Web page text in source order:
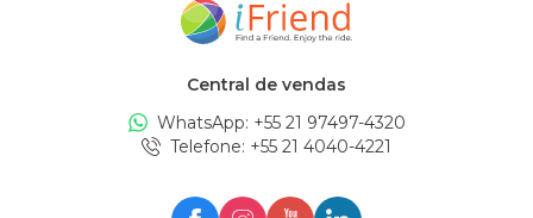
Central de vendas
WhatsApp: +55 21 97497-4320
Telefone: +55 21 4040-4221